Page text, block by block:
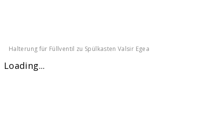
Halterung für Füllventil zu Spülkasten Valsir Egea
Loading...